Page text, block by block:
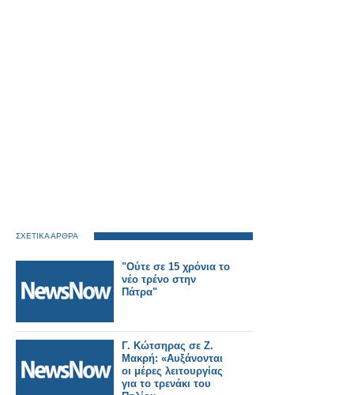
ΣΧΕΤΙΚΑ ΑΡΘΡΑ
"Ούτε σε 15 χρόνια το
νέο τρένο στην
Πάτρα"
Γ. Κώτσηρας σε Ζ.
Μακρή: «Αυξάνονται
oι μέρες λειτουργίας
για το τρενάκι του